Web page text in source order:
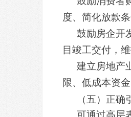
度、简化放款
鼓励房企开
目竣工交付，
建立房地产
限、低成本资
（五）正
可通过高层